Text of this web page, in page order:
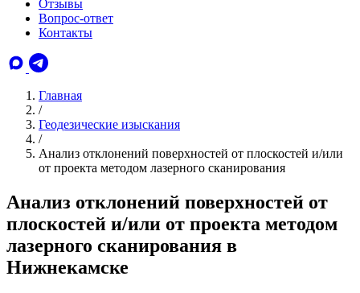
Отзывы
Вопрос-ответ
Контакты
Главная
/
Геодезические изыскания
/
Анализ отклонений поверхностей от плоскостей и/или
от проекта методом лазерного сканирования
Анализ отклонений поверхностей от
плоскостей и/или от проекта методом
лазерного сканирования в
Нижнекамске